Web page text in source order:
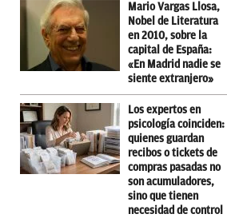
Mario Vargas Llosa,
Nobel de Literatura
en 2010, sobre la
capital de España:
«En Madrid nadie se
siente extranjero»
Los expertos en
psicología coinciden:
quienes guardan
recibos o tickets de
compras pasadas no
son acumuladores,
sino que tienen
necesidad de control